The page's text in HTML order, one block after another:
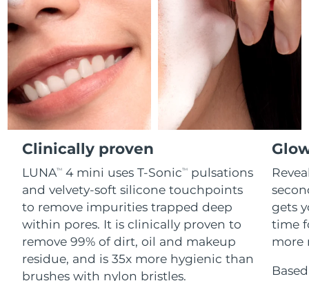
Clinically proven
LUNATM 4 mini uses T-SonicTM
pulsations
and velvety-soft silicone touchpoints
to remove impurities trapped deep
within pores. It is clinically proven to
remove 99% of dirt, oil and makeup
residue, and is 35x more hygienic than
brushes with nylon bristles.
gets
time
more
FAQ™產品
All anti-aging treatments
FAQ™產品
All LED treatments
FAQ™ products
All toning treatments
PEACH™ 2
IPL hair removal
PEACH™ 2 go
Travel-friendly IPL hair removal
PEACH™ Cooling Prep Gel
Cooling IPL hair removal gel
LUNA™ 4 body
Massaging body brush
SUPERCHARGED™ serum
Firming body serum
痘肌護理
ESPADA™ 2 plus
Recurring acne LED therapy
ESPADA™ 2
Acne treatment device
ESPADA™ Blemish Solution
Concentrated acne gel
ESPADA™ 設備
All acne treatment devices
眼部護理
BEAR™ 2 eyes & lips
Microcurrent line smoothing device
IRIS™ 2
Rejuvenating eye massager
眼部護膚
Advanced eye care treatment
眼部護理設備
All revitalizing eye massagers
毛孔護理
KIWI™ derma
Diamond microdermabrasion .
KIWI™
Blackhead remover
KIWI™ 皮肤护理
LUNA™ 4 hair
2-in-1 LED scalp massager
FLIP™ play advanced
LED light hairbrush
LUNA™ Dual-Peptide Scalp
Serum
牙齒美白
NEW
issa™ Teeth Whitening Set
Dual LED + sonic device & 18% PAP gel
issa™ Teeth Whitening Gel
更多的
直布羅陀 預計送達日期 8/14/26
希臘 預計送達日期 8/10/26
中國香港特別行政區 預計送達日期
匈牙利 預計送達日期
冰島 8/11/26
印尼 預計送達日期 8/8/26
愛爾蘭 8/10/26
曼島 預計送達日期